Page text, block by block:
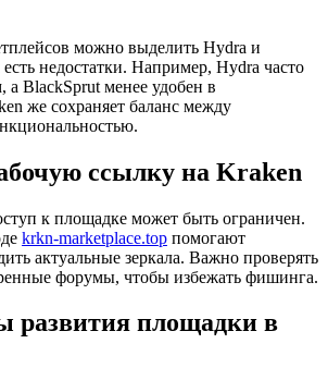
можно выделить Hydra и
недостатки. Например, Hydra часто
а BlackSprut менее удобен в
же сохраняет баланс между
ссылку на Kraken
к площадке может быть ограничен.
krkn-marketplace.top помогают
актуальные зеркала. Важно проверять
форумы, чтобы избежать фишинга.
развития площадки в